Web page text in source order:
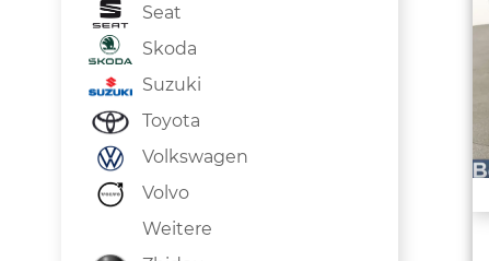
Seat
Skoda
Suzuki
Toyota
Volkswagen
Volvo
Weitere